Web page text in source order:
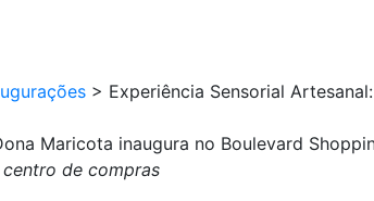
> Experiência Sensorial
Maricota inaugura no Boulevard
de compras